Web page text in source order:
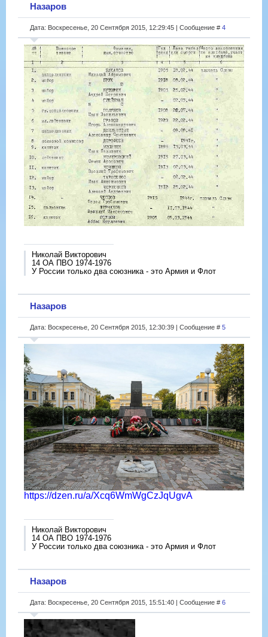
Назаров
Дата: Воскресенье, 20 Сентября 2015, 12:29:45 | Сообщение # 4
Николай Викторович
14 ОА ПВО 1974-1976
У России только два союзника - это Армия и Флот
Назаров
Дата: Воскресенье, 20 Сентября 2015, 12:30:39 | Сообщение # 5
https://dzen.ru/a/Xcq6WmWgCzJqUgvA
Николай Викторович
14 ОА ПВО 1974-1976
У России только два союзника - это Армия и Флот
Назаров
Дата: Воскресенье, 20 Сентября 2015, 15:51:40 | Сообщение # 6